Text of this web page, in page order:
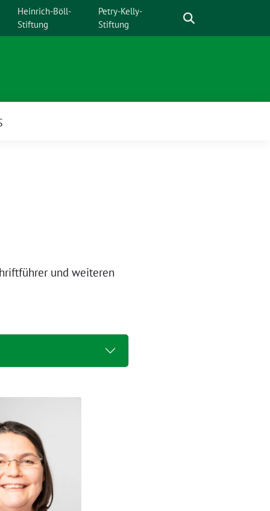
Heinrich-Böll-
Stiftung
Petry-Kelly-
Stiftung
und weiteren